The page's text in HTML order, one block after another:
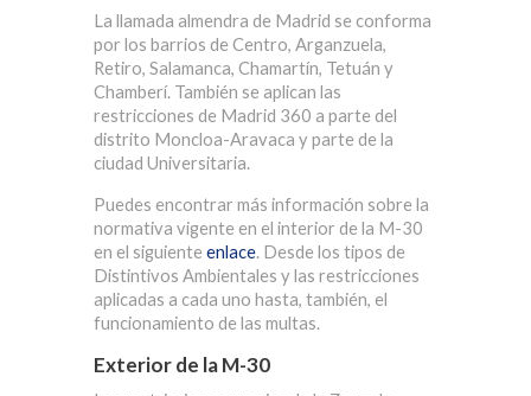
La llamada almendra de Madrid se conforma
por los barrios de Centro, Arganzuela,
Retiro, Salamanca, Chamartín, Tetuán y
Chamberí. También se aplican las
restricciones de Madrid 360 a parte del
distrito Moncloa-Aravaca y parte de la
ciudad Universitaria.
Puedes encontrar más información sobre la
normativa vigente en el interior de la M-30
en el siguiente enlace. Desde los tipos de
Distintivos Ambientales y las restricciones
aplicadas a cada uno hasta, también, el
funcionamiento de las multas.
Exterior de la M-30